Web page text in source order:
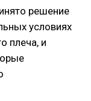
решение
условиях
плеча, и